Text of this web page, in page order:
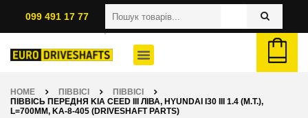
099 491 17 77
HOME ПІВВІСІ
ПІВВІСІ
ПІВВІСЬ ПЕРЕДНЯ KIA CEED III ЛІВА, HYUNDAI I30 III 1.4 (M.T.),
L=700ММ, KA-8-405 (DRIVESHAFT PARTS)